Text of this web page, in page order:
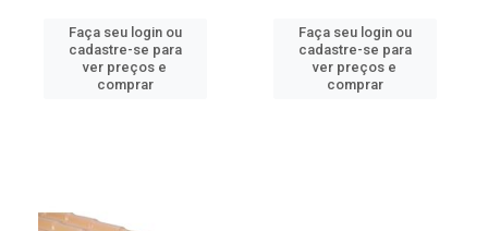
Faça seu login ou
cadastre-se para
ver preços e
comprar
Faça seu login ou
cadastre-se para
ver preços e
comprar